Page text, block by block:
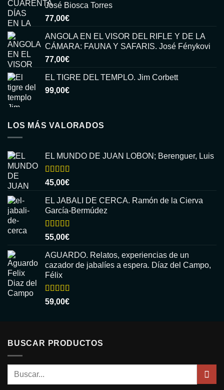
José Biosca Torres
77,00€
ANGOLA EN EL VISOR DEL RIFLE Y DE LA
CÁMARA: FAUNA Y SAFARIS. José Fénykovi
77,00€
EL TIGRE DEL TEMPLO. Jim Corbett
99,00€
LOS MÁS VALORADOS
EL MUNDO DE JUAN LOBON; Berenguer, Luis
Valorado
con
5
45,00€
EL JABALI DE CERCA. Ramón de la Cierva
García-Bermúdez
Valorado
con
5
55,00€
AGUARDO. Relatos, experiencias de un
cazador de jabalíes a espera. Díaz del Campo,
Félix
Valorado
con
59,00€
BUSCAR PRODUCTOS
Buscar